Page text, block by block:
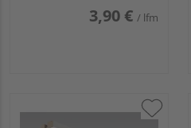
3,90 € / lfm